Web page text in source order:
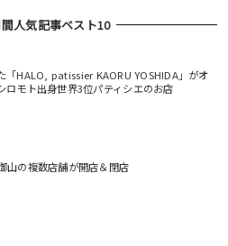
人気記事ベスト10
「HALO, patissier KAORU YOSHIDA」がオ
ロモト出身世界3位パティシエのお店
山の複数店舗が開店＆閉店